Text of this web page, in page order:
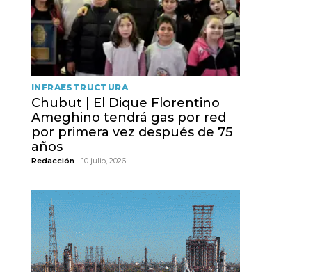
INFRAESTRUCTURA
Chubut | El Dique Florentino
Ameghino tendrá gas por red
por primera vez después de 75
años
Redacción - 10 julio, 2026